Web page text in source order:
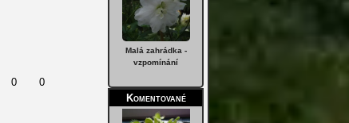
Malá zahrádka -
vzpomínání
Komentované
0 0